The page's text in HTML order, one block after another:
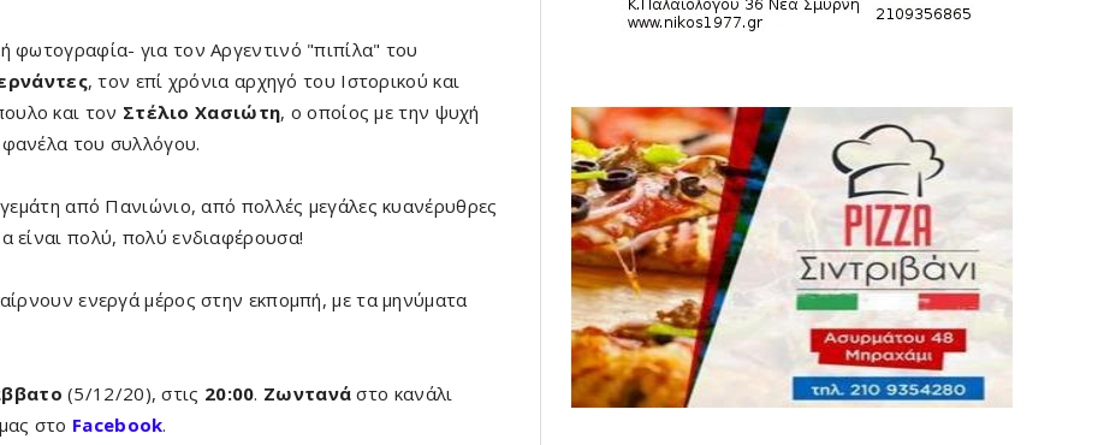
φωτογραφία- για τον Αργεντινό "πιπίλα" του
, τον επί χρόνια αρχηγό του Ιστορικού και
και τον Στέλιο Χασιώτη, ο οποίος με την ψυχή
του συλλόγου.
από Πανιώνιο, από πολλές μεγάλες κυανέρυθρες
είναι πολύ, πολύ ενδιαφέρουσα!
ενεργά μέρος στην εκπομπή, με τα μηνύματα
(5/12/20), στις 20:00. Ζωντανάστο κανάλι
στο Facebook.
Θλίψη για τον χαμό του Γιώργου
SLIDE
Ξεκινά η ελεύθερη διάθεση των
εισιτηρίων διαρκείας του βόλεϊ...
August 04, 2026